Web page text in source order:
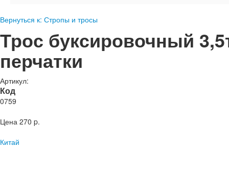
Вернуться к: Стропы и тросы
Трос буксировочный
перчатки
Артикул:
Код
0759
Цена 270 p.
Китай